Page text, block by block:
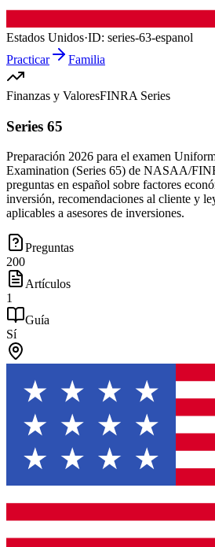
Estados Unidos·ID: series-63-espanol
Practicar
Familia
Finanzas y ValoresFINRA Series
Series 65
Preparación 2026 para el examen
Examination (Series 65) de NASAA/
preguntas en español sobre factores
inversión, recomendaciones al cliente y
aplicables a asesores de inversiones.
Preguntas
200
Artículos
1
Guía
Sí